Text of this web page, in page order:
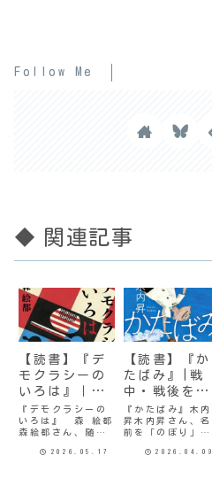
Follow Me
◆ 関連記事
【読書】『デ
モクラシーの
いろは』｜押
し付けられた
民主主義
『デモクラシーの
いろは』 森 絵都
森絵都さん、随分
去に何作か読んで
2026.05.17
【読書】『か
たばみ』|戦
中・戦後を懸
命に生きる
人々
『かたばみ』木内
昇木内昇さん、名
前を「のぼり」と
いたけど、女性と
2026.04.09